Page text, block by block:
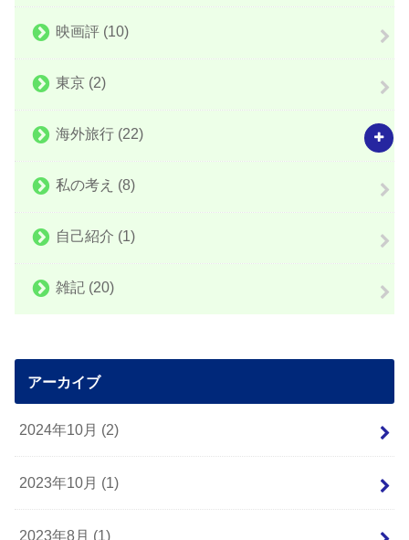
映画評 (10)
東京 (2)
海外旅行 (22)
私の考え (8)
自己紹介 (1)
雑記 (20)
アーカイブ
2024年10月 (2)
2023年10月 (1)
2023年8月 (1)